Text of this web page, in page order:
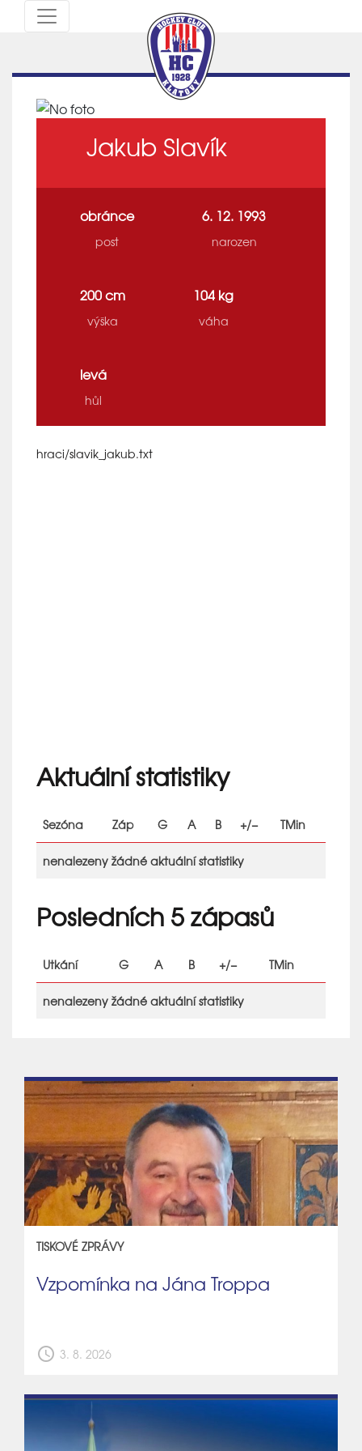
Jakub Slavík
obránce
post
6. 12. 1993
narozen
200 cm
výška
104 kg
váha
levá
hůl
hraci/slavik_jakub.txt
Aktuální statistiky
Sezóna Záp G A B +/− TMin
nenalezeny žádné aktuální statistiky
Posledních 5 zápasů
Utkání G A B +/− TMin
nenalezeny žádné aktuální statistiky
TISKOVÉ ZPRÁVY
Vzpomínka na Jána Troppa
schedule 3. 8. 2026